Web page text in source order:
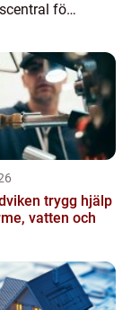
för
svårt att
hjälp
vatten och